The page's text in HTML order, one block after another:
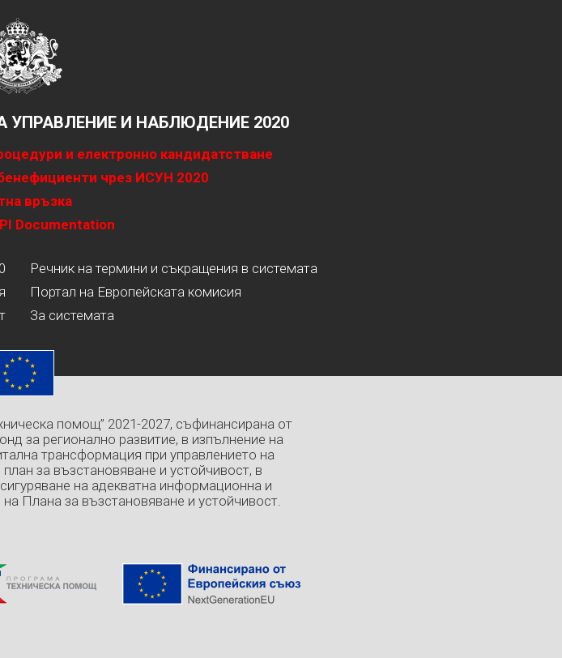
И НАБЛЮДЕНИЕ 2020
и електронно кандидатстване
чрез ИСУН 2020
връзка
Documentation
Речник на термини и съкращения в системата
Портал на Европейската комисия
За системата
помощ” 2021-2027, съфинансирана от
за регионално развитие, в изпълнение на
трансформация при управлението на
за възстановяване и устойчивост, в
на адекватна информационна и
Плана за възстановяване и устойчивост.